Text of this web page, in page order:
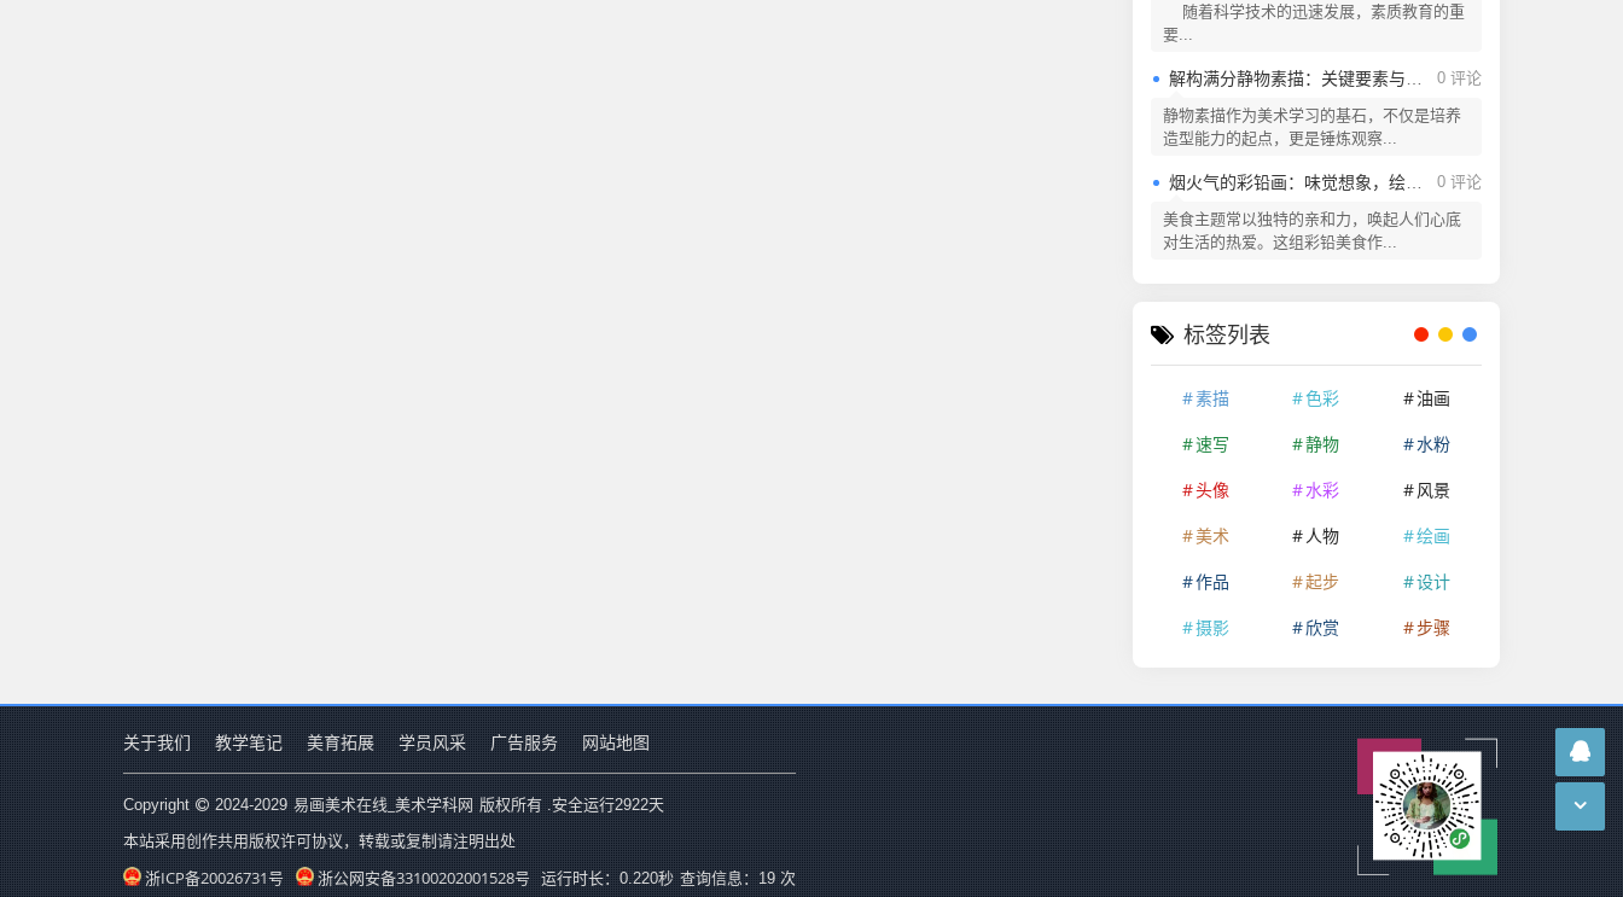
随着科学技术的迅速发展，素质教育的重
要...
0 评论
解构满分静物素描：关键要素与创作逻辑
静物素描作为美术学习的基石，不仅是培养
造型能力的起点，更是锤炼观察...
0 评论
烟火气的彩铅画：味觉想象，绘就美食!
美食主题常以独特的亲和力，唤起人们心底
对生活的热爱。这组彩铅美食作...
标签列表
素描 色彩
油画
速写
静物
水粉
头像
水彩
风景
美术
人物
绘画
作品
起步
设计
摄影
欣赏 步骤
关于我们 教学笔记 美育拓展 学员风采 广告服务 网站地图
Copyright 2024-2029 易画美术在线_美术学科网 版权所有 .安全运行2922天
本站采用创作共用版权许可协议，转载或复制请注明出处
浙ICP备20026731号 浙公网安备33100202001528号 运行时长：0.220秒 查询信息：19 次